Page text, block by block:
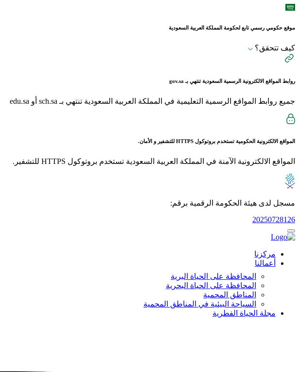
موقع حكومي رسمي تابع لحكومة المملكة العربية السعودية
كيف تتحقق؟
روابط المواقع الالكترونية الرسمية السعودية تنتهي بـ gov.sa
جميع روابط المواقع الرسمية التعليمية في المملكة العربية السعودية تنتهي بـ sch.sa أو edu.sa
المواقع الالكترونية الحكومية تستخدم بروتوكول HTTPS للتشفير و الأمان.
المواقع الالكترونية الآمنة في المملكة العربية السعودية تستخدم بروتوكول HTTPS للتشفير.
مسجل لدى هيئة الحكومة الرقمية برقم:
20250728126
مركزنا
أعمالنا
المحافظة على الحياة البرية
المحافظة على الحياة البحرية
المناطق المحمية
السياحة البيئية في المناطق المحمية
مجلة الحياة الفطرية